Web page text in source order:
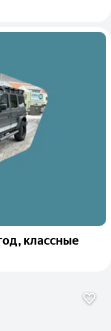
классные